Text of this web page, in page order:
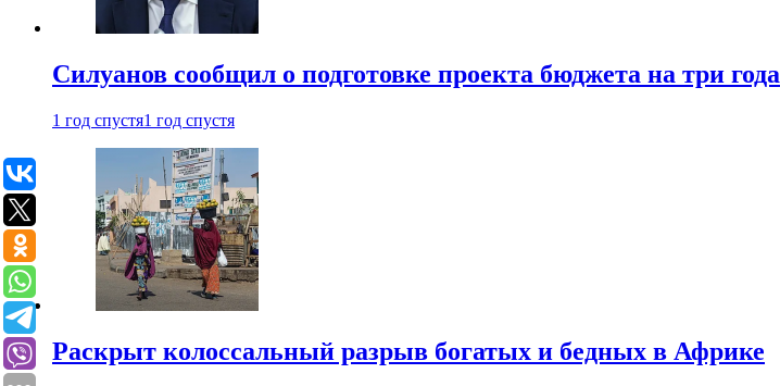
Силуанов сообщил о подготовке проекта бюджета на три года
1 год спустя1 год спустя
Раскрыт колоссальный разрыв богатых и бедных в Африке